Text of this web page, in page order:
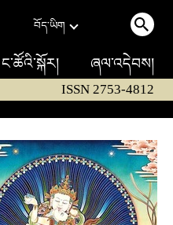
བོད་ཡིག
ང་ཚོའི་སྐོར། ཞལ་འདེབས།
ISSN 2753-4812